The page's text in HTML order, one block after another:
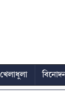
খেলাধুলা